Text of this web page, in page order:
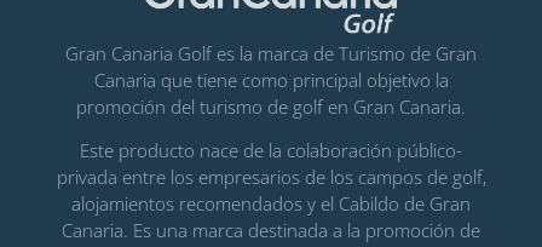
Gran Canaria Golf es la marca de Turismo de Gran
Canaria que tiene como principal objetivo la
promoción del turismo de golf en Gran Canaria.
Este producto nace de la colaboración público-
privada entre los empresarios de los campos de golf,
alojamientos recomendados y el Cabildo de Gran
Canaria. Es una marca destinada a la promoción de